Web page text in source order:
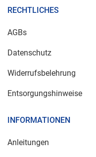
RECHTLICHES
AGBs
Datenschutz
Widerrufsbelehrung
Entsorgungshinweise
INFORMATIONEN
Anleitungen